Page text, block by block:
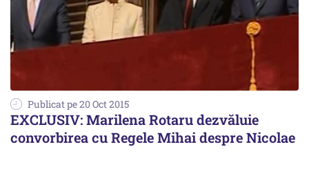
Publicat pe 20 Oct 2015
EXCLUSIV: Marilena Rotaru dezvăluie
convorbirea cu Regele Mihai despre Nicolae